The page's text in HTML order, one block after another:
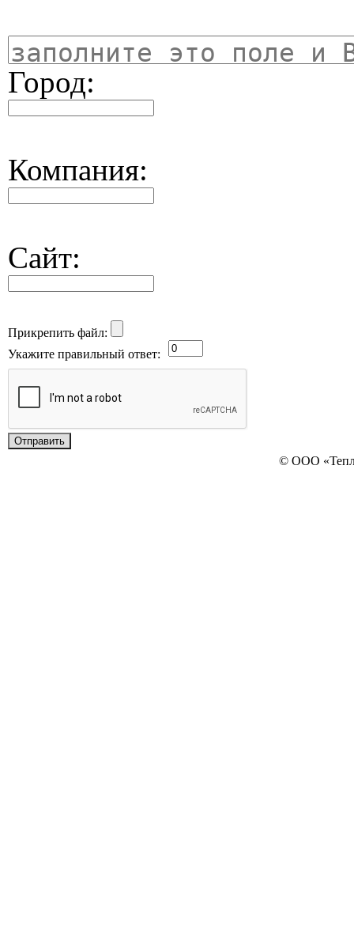
Город:
Компания:
Сайт:
Прикрепить файл:
Укажите правильный ответ:
© ООО